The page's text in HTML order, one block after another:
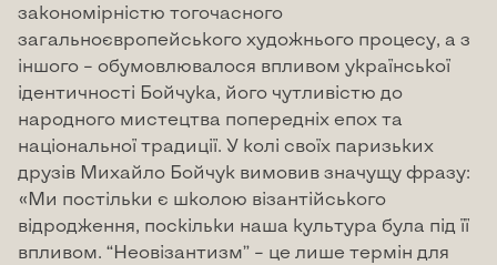
закономірністю тогочасного
загальноєвропейського художнього процесу, а з
іншого – обумовлювалося впливом української
ідентичності Бойчука, його чутливістю до
народного мистецтва попередніх епох та
національної традиції. У колі своїх паризьких
друзів Михайло Бойчук вимовив значущу фразу:
«Ми постільки є школою візантійського
відродження, поскільки наша культура була під її
впливом. “Неовізантизм” – це лише термін для